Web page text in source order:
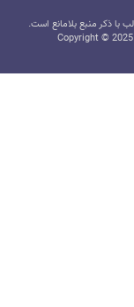
ذکر منبع بلامانع است.
Copyright ©